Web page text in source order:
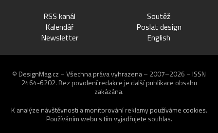
RSS kanál
Kalendář
Newsletter
Soutěž
Poslat design
English
© DesignMag.cz – Všechna práva vyhrazena – 2007–2026 – ISSN
2464-6202. Bez povolení redakce je další publikace obsahu
zakázána.
K analýze návštěvnosti a monitorování reklamy používáme cookies.
Používáním webu s tím vyjadřujete souhlas.